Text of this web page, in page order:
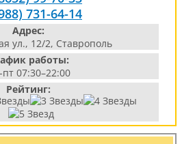
731-64-14
Адрес:
ул., 12/2, Ставрополь
работы:
07:30–22:00
Рейтинг: